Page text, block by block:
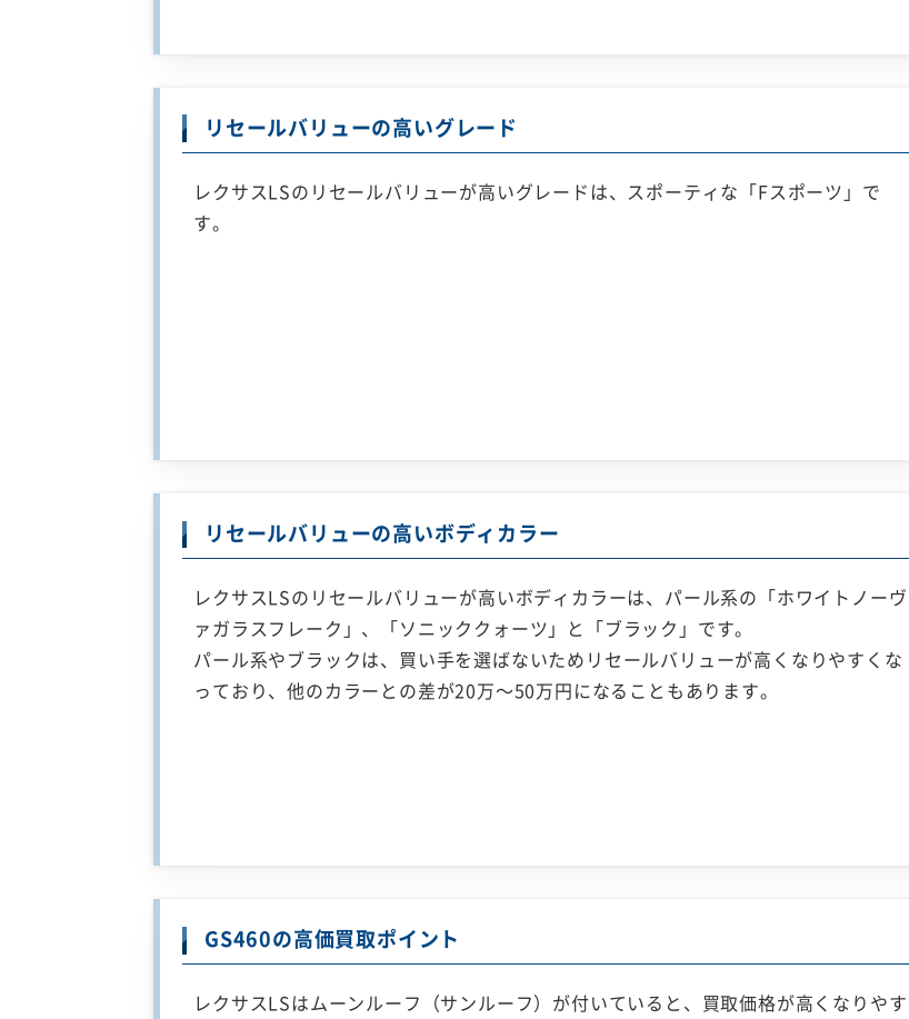
リセールバリューの高いグレード
レクサスLSのリセールバリューが高いグレードは、スポーティな「Fスポーツ」で
す。
リセールバリューの高いボディカラー
レクサスLSのリセールバリューが高いボディカラーは、パール系の「ホワイトノーヴ
ァガラスフレーク」、「ソニッククォーツ」と「ブラック」です。
パール系やブラックは、買い手を選ばないためリセールバリューが高くなりやすくな
っており、他のカラーとの差が20万～50万円になることもあります。
GS460の高価買取ポイント
レクサスLSはムーンルーフ（サンルーフ）が付いていると、買取価格が高くなりや